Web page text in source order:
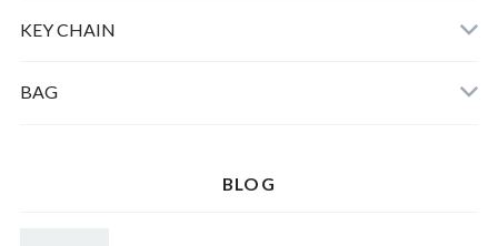
KEY CHAIN
BAG
BLOG